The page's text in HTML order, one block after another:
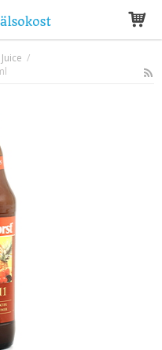
i varukorgen
Juice /